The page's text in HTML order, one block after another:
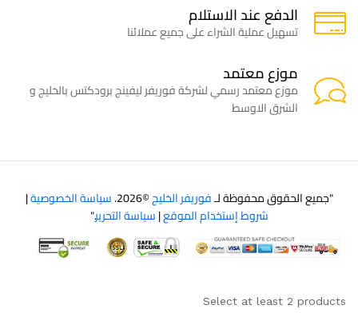
الدفع عند الاستلام
تسهيل عملية الشراء على جميع عملائنا
موزع معتمد
موزع معتمد رسمي لشركة فوريفر ليفينج برودكتس بالخليج و
الشرق الاوسط
"جميع الحقوق محفوظة لـفوريفر الخليج©2026. سياسة الخصوصية|
شروط إستخدام الموقع|سياسة التحرير."
Select at least 2 products